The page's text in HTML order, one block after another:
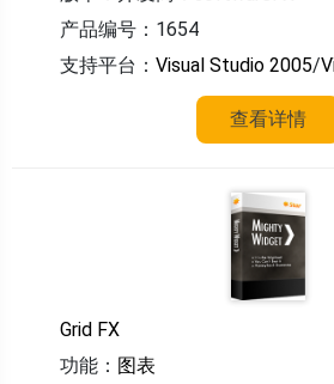
产品编号：1654
支持平台： Visual Studio 2005/
查看详情
Grid FX
功能： 图表